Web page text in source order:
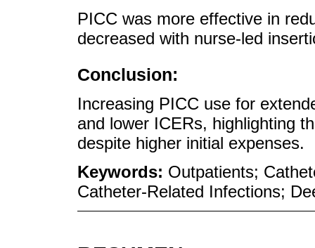
PICC was more effective in
decreased with nurse-led
Conclusion:
Increasing PICC use for
and lower ICERs, highlighting
despite higher initial expenses.
Keywords: Outpatients;
Catheter-Related Infections;